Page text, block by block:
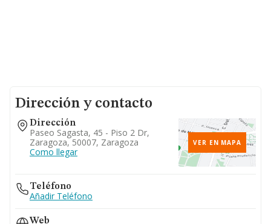
Dirección y contacto
Dirección
Paseo Sagasta, 45 - Piso 2 Dr,
Zaragoza, 50007, Zaragoza
Como llegar
VER EN MAPA
Teléfono
Añadir Teléfono
Web